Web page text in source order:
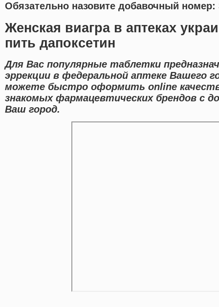
Обязательно назовите добавочный номер:
Женская виагра в аптеках
пить дапоксетин
Для Вас популярные таблетки
эррекции в федеральной аптеке Вашего
можете быстро оформить online
знакомых фармацевтических брендов с
Ваш город.